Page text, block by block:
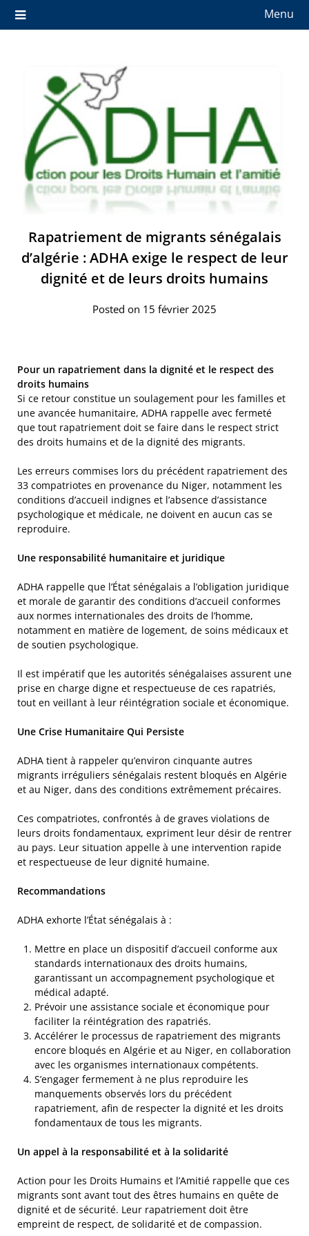
Menu
Rapatriement de migrants sénégalais
d’algérie : ADHA exige le respect de leur
dignité et de leurs droits humains
Posted on 15 février 2025
Pour un rapatriement dans la dignité et le respect des
droits humains
Si ce retour constitue un soulagement pour les familles et
une avancée humanitaire, ADHA rappelle avec fermeté
que tout rapatriement doit se faire dans le respect strict
des droits humains et de la dignité des migrants.
Les erreurs commises lors du précédent rapatriement des
33 compatriotes en provenance du Niger, notamment les
conditions d’accueil indignes et l’absence d’assistance
psychologique et médicale, ne doivent en aucun cas se
reproduire.
Une responsabilité humanitaire et juridique
ADHA rappelle que l’État sénégalais a l’obligation juridique
et morale de garantir des conditions d’accueil conformes
aux normes internationales des droits de l’homme,
notamment en matière de logement, de soins médicaux et
de soutien psychologique.
Il est impératif que les autorités sénégalaises assurent une
prise en charge digne et respectueuse de ces rapatriés,
tout en veillant à leur réintégration sociale et économique.
Une Crise Humanitaire Qui Persiste
ADHA tient à rappeler qu’environ cinquante autres
migrants irréguliers sénégalais restent bloqués en Algérie
et au Niger, dans des conditions extrêmement précaires.
Ces compatriotes, confrontés à de graves violations de
leurs droits fondamentaux, expriment leur désir de rentrer
au pays. Leur situation appelle à une intervention rapide
et respectueuse de leur dignité humaine.
Recommandations
ADHA exhorte l’État sénégalais à :
Mettre en place un dispositif d’accueil conforme aux
standards internationaux des droits humains,
garantissant un accompagnement psychologique et
médical adapté.
Prévoir une assistance sociale et économique pour
faciliter la réintégration des rapatriés.
Accélérer le processus de rapatriement des migrants
encore bloqués en Algérie et au Niger, en collaboration
avec les organismes internationaux compétents.
S’engager fermement à ne plus reproduire les
manquements observés lors du précédent
rapatriement, afin de respecter la dignité et les droits
fondamentaux de tous les migrants.
Un appel à la responsabilité et à la solidarité
Action pour les Droits Humains et l’Amitié rappelle que ces
migrants sont avant tout des êtres humains en quête de
dignité et de sécurité. Leur rapatriement doit être
empreint de respect, de solidarité et de compassion.